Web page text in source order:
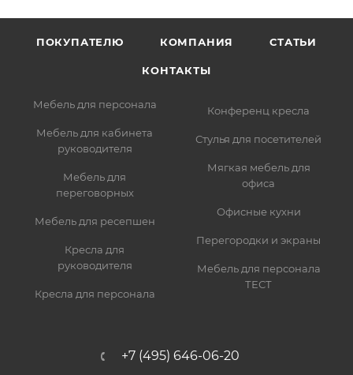
ПОКУПАТЕЛЮ КОМПАНИЯ СТАТЬИ
КОНТАКТЫ
Мебель для персонала
Мебель для кабинета
руководителя
Мебель для
переговорных
Мебель для ресепшен
Кресла для
руководителя
Кресла для персонала
Конференц кресла
Стулья для посетителей
Мягкая мебель для
офиса
Офисные кухни
Перегородки и экраны
Мебель для персонала
ТЕСТ
+7 (495) 646-06-20